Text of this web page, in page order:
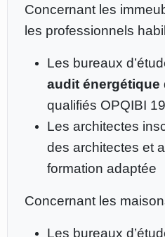
Concernant les
les professionnels
Les bureaux
audit énergétique
qualifiés OPQIBI
Les architectes
des architectes et
formation adaptée
Concernant les
Les bureaux